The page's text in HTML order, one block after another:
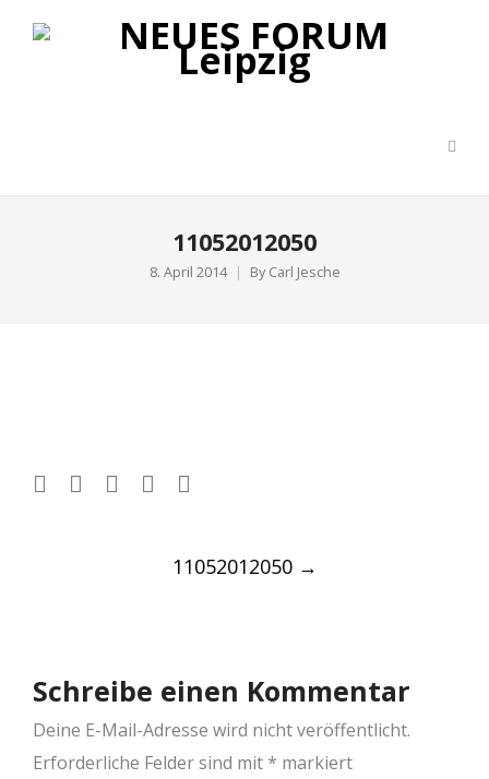
11052012050
8. April 2014 By Carl Jesche
11052012050 →
Schreibe einen Kommentar
Deine E-Mail-Adresse wird nicht veröffentlicht.
Erforderliche Felder sind mit * markiert